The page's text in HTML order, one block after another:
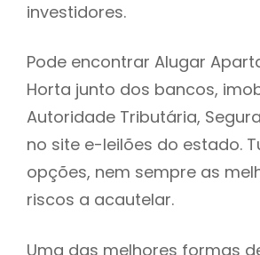
investidores.
Pode encontrar Alugar
Horta junto dos bancos,
Autoridade Tributária,
no site e-leilões do estado.
opções, nem sempre as
riscos a acautelar.
Uma das melhores formas